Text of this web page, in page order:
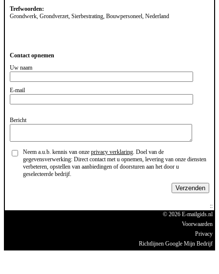
Trefwoorden:
Grondwerk, Grondverzet, Sierbestrating, Bouwpersoneel, Nederland
Contact opnemen
Uw naam
E-mail
Bericht
Neem a.u.b. kennis van onze privacy verklaring . Doel van de
gegevensverwerking: Direct contact met u opnemen, levering van onze diensten
verbeteren, opstellen van aanbiedingen of doorsturen aan het door u
geselecteerde bedrijf.
Verzenden
© 2026 E-mailgids.nl
Voorwaarden
Privacy
Richtlijnen Google Mijn Bedrijf